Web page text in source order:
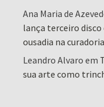
Ana Maria de
lança terceiro
ousadia na
Leandro Alvaro em
sua arte como